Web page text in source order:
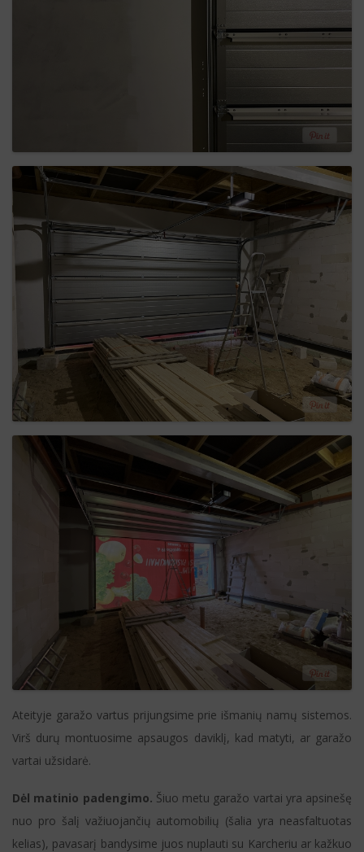
Ateityje garažo vartus prijungsime prie išmanių namų sistemos.
Virš durų montuosime apsaugos daviklį, kad matyti, ar garažo
vartai užsidarė.
Dėl matinio padengimo. Šiuo metu garažo vartai yra apsinešę
nuo pro šalį važiuojančių automobilių (šalia yra neasfaltuotas
kelias), pavasarį bandysime juos nuplauti su Karcheriu ar kažkuo